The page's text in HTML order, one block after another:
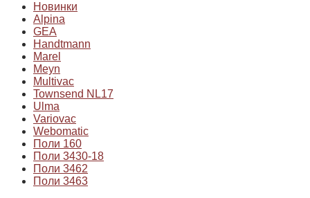
Новинки
Alpina
GEA
Handtmann
Marel
Meyn
Multivac
Townsend NL17
Ulma
Variovac
Webomatic
Поли 160
Поли 3430-18
Поли 3462
Поли 3463